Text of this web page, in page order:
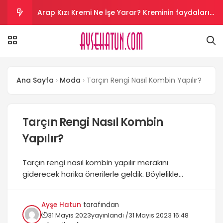
Arap Kızı Kremi Ne İşe Yarar? Kreminin faydaları
Aloe Vera Kremi Ne İşe Yarar? Aloe vera cilt
mi?
Vazelin Kremi Ne İşe Yarar? Vazelin yüze sürülür
mü?
Ana Sayfa Moda Tarçın Rengi Nasıl Kombin Yapılır?
Tarçın Rengi Nasıl Kombin
Yapılır?
Tarçın rengi nasıl kombin yapılır merakını
giderecek harika önerilerle geldik. Böylelikle
başlayacaksınız. Bundan sonra hem kombin
yapacağınız kıyafet modellerinde hem de
Ayşe Hatun tarafından
31 Mayıs 2023yayınlandı /31 Mayıs 2023 16:48